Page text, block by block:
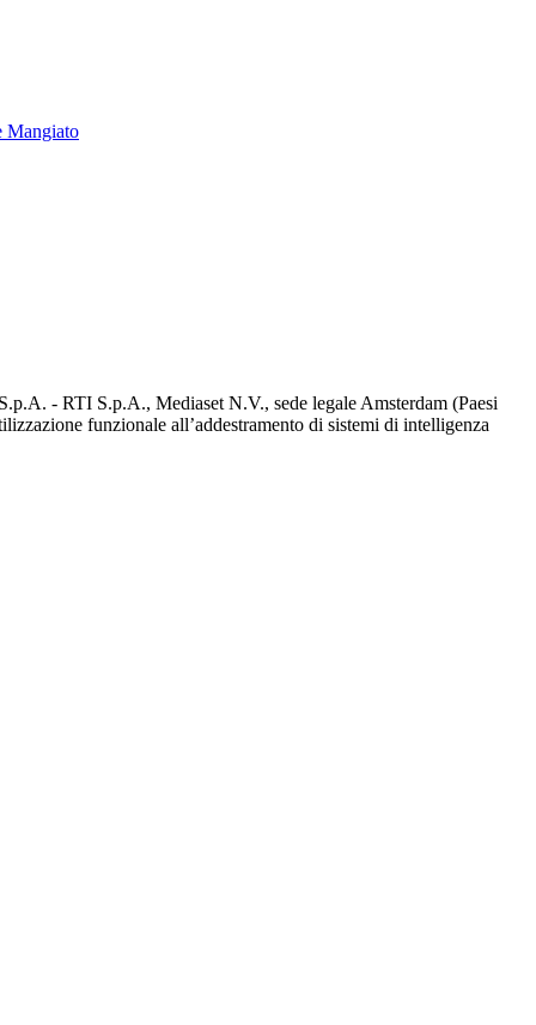
Mangiato
- RTI S.p.A., Mediaset N.V., sede legale Amsterdam (Paesi
funzionale all’addestramento di sistemi di intelligenza